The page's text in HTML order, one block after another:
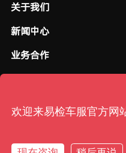
关于我们
新闻中心
业务合作
粤ICP备2020127747号-2|粤公网
欢迎来易检车服官方网